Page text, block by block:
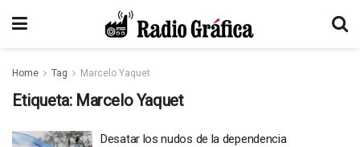
Home Tag Marcelo Yaquet
Etiqueta: Marcelo Yaquet
Desatar los nudos de la dependencia